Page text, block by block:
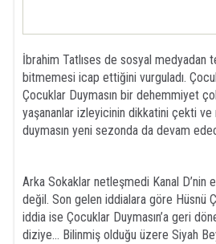
İbrahim Tatlıses de sosyal
bitmemesi icap ettiğini vurguladı.
Çocuklar Duymasın bir dehemmiyet
yaşananlar izleyicinin dikkatini çekti
duymasın yeni sezonda da devam
Arka Sokaklar netleşmedi Kanal D’nin
değil. Son gelen iddialara göre Hüsnü
iddia ise Çocuklar Duymasın’a geri
diziye… Bilinmiş olduğu üzere Siyah